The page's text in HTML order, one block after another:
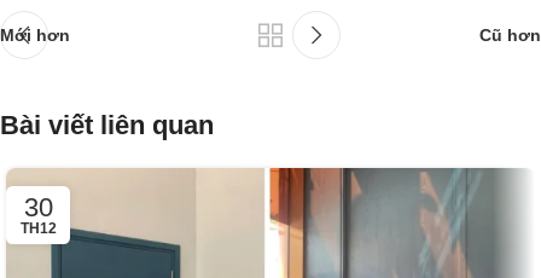
Mới hơn Cũ hơn
Bài viết liên quan
30
TH12